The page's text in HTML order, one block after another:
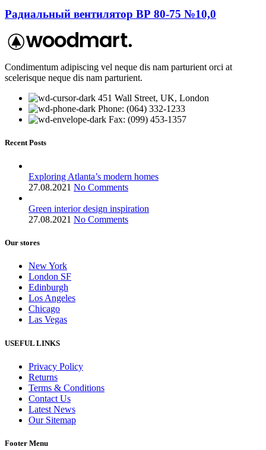
Радиальный вентилятор ВР 80-75 №10,0
Condimentum adipiscing vel neque dis nam parturient orci at
scelerisque neque dis nam parturient.
451 Wall Street, UK, London
Phone: (064) 332-1233
Fax: (099) 453-1357
Recent Posts
Exploring Atlanta’s modern homes
27.08.2021 No Comments
Green interior design inspiration
27.08.2021 No Comments
Our stores
New York
London SF
Edinburgh
Los Angeles
Chicago
Las Vegas
USEFUL LINKS
Privacy Policy
Returns
Terms & Conditions
Contact Us
Latest News
Our Sitemap
Footer Menu